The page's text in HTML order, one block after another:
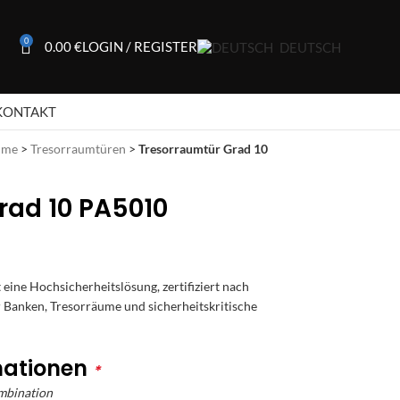
0 0.00€LOGIN / REGISTER DEUTSCH
> Tresorraumtüren > Tresorraumtür Grad 10
10 PA5010
Hochsicherheitslösung, zertifiziert nach
Tresorräume und sicherheitskritische
*